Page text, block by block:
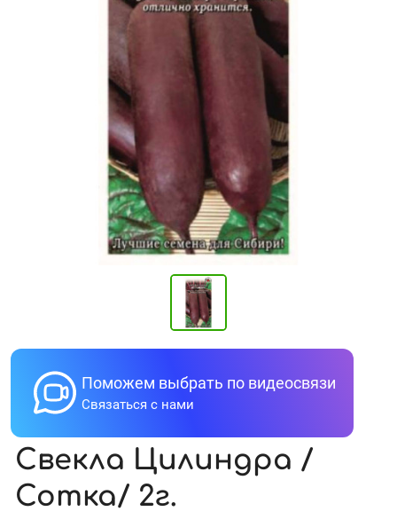
Поможем выбрать по видеосвязи
Связаться с нами
Свекла Цилиндра /
Сотка/ 2г.